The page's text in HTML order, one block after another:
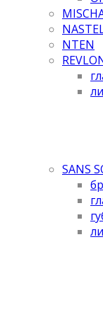
NTEN
SANS